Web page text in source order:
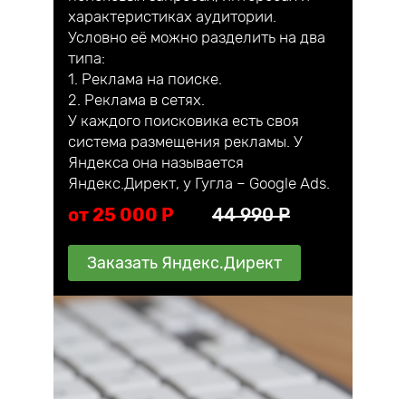
характеристиках аудитории.
Условно её можно разделить на два
типа:
1. Реклама на поиске.
2. Реклама в сетях.
У каждого поисковика есть своя
система размещения рекламы. У
Яндекса она называется
Яндекс.Директ, у Гугла – Google Ads.
от 25 000 P 44 990 P
Заказать Яндекс.Директ